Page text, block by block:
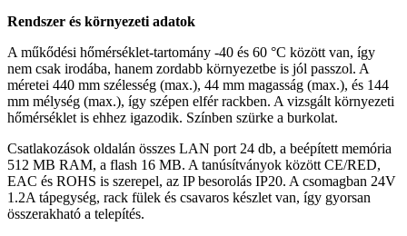
Rendszer és környezeti adatok
A műkődési hőmérséklet-tartomány -40 és 60 °C között van, így
nem csak irodába, hanem zordabb környezetbe is jól passzol. A
méretei 440 mm szélesség (max.), 44 mm magasság (max.), és 144
mm mélység (max.), így szépen elfér rackben. A vizsgált környezeti
hőmérséklet is ehhez igazodik. Színben szürke a burkolat.
Csatlakozások oldalán összes LAN port 24 db, a beépített memória
512 MB RAM, a flash 16 MB. A tanúsítványok között CE/RED,
EAC és ROHS is szerepel, az IP besorolás IP20. A csomagban 24V
1.2A tápegység, rack fülek és csavaros készlet van, így gyorsan
összerakható a telepítés.